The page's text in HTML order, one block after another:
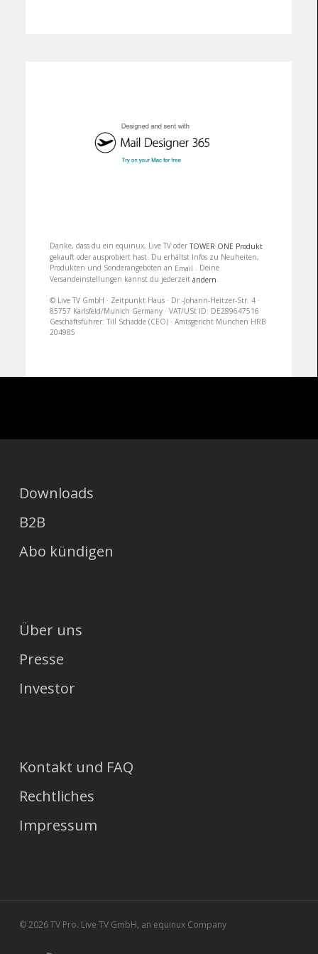
Danke, dass du ein equinux, Live TV oderTOWER ONE Produkt
gekauft oder ausprobiert hast. Du erhältst Infos zu Neuheiten,
Produkten und Sonderangeboten an Email . Deine
Versandeinstellungen kannst du jederzeitändern
© Live TV GmbH · Zeitpunkt Haus · Dr.-Johann-Heitzer-Str. 4 ·
85757 Karlsfeld/Munich Germany · VAT/USt ID: DE289647516
Geschäftsführer: Till Schadde (CEO) · Amtsgericht München HRB
204985
Downloads
B2B
Abo kündigen
Über uns
Presse
Investor
Kontakt und FAQ
Rechtliches
Impressum
© 2026 TV Pro. Live TV GmbH, an equinux Company